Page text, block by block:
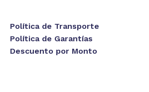
Política de Transporte
Política de Garantías
Descuento por Monto